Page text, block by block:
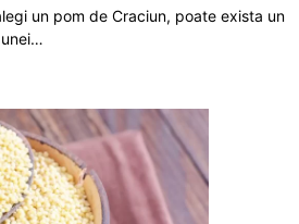
un pom de Craciun, poate exista un